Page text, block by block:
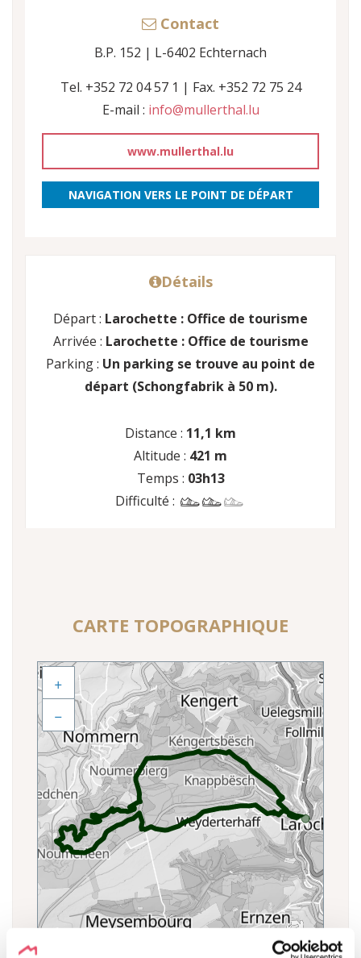
Contact
B.P. 152 | L-6402 Echternach
Tel. +352 72 04 57 1 | Fax. +352 72 75 24
E-mail : info@mullerthal.lu
www.mullerthal.lu
NAVIGATION VERS LE POINT DE DÉPART
Détails
Départ : Larochette : Office de tourisme
Arrivée : Larochette : Office de tourisme
Parking : Un parking se trouve au point de
départ (Schongfabrik à 50 m).
Distance : 11,1 km
Altitude : 421 m
Temps : 03h13
Difficulté :
CARTE TOPOGRAPHIQUE
+
−